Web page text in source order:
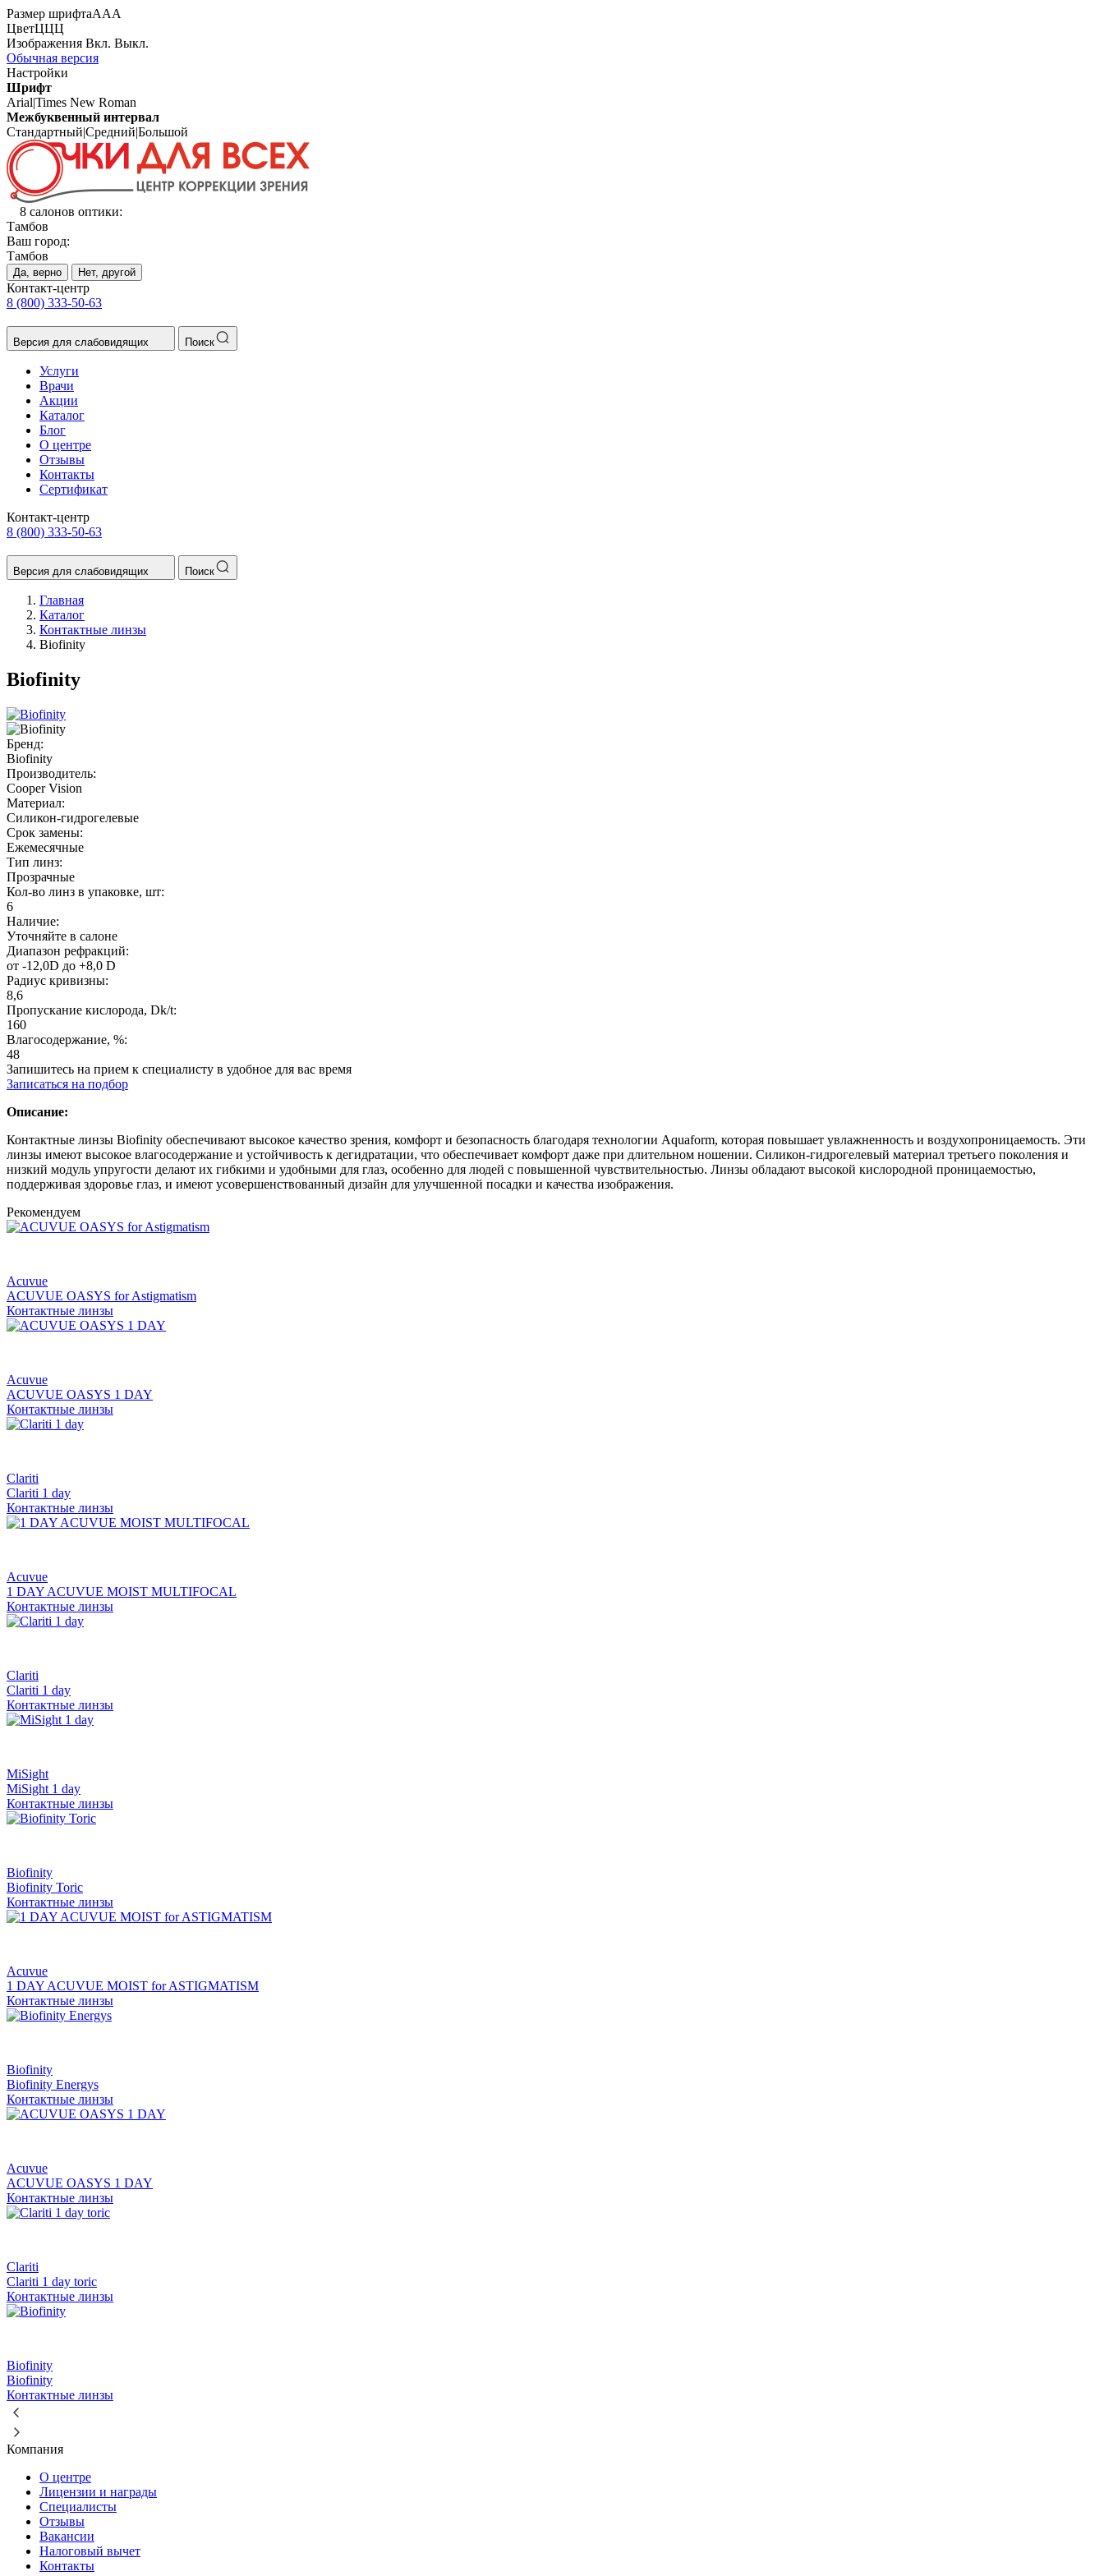
Размер шрифтаААА
ЦветЦЦЦ
Изображения Вкл. Выкл.
Обычная версия
Настройки
Шрифт
Arial|Times New Roman
Межбуквенный интервал
Стандартный|Средний|Большой
8 салонов оптики:
Тамбов
Ваш город:
Тамбов
Да, верно Нет, другой
Контакт-центр
8 (800) 333-50-63
Версия для слабовидящих Поиск
Услуги
Врачи
Акции
Каталог
Блог
О центре
Отзывы
Контакты
Сертификат
Контакт-центр
8 (800) 333-50-63
Версия для слабовидящих Поиск
Главная
Каталог
Контактные линзы
Biofinity
Biofinity
Бренд:
Biofinity
Производитель:
Cooper Vision
Материал:
Силикон-гидрогелевые
Срок замены:
Ежемесячные
Тип линз:
Прозрачные
Кол-во линз в упаковке, шт:
6
Наличие:
Уточняйте в салоне
Диапазон рефракций:
от -12,0D до +8,0 D
Радиус кривизны:
8,6
Пропускание кислорода, Dk/t:
160
Влагосодержание, %:
48
Запишитесь на прием к специалисту в удобное для вас время
Записаться на подбор
Описание:
Контактные линзы Biofinity обеспечивают высокое качество зрения, комфорт и безопасность благодаря технологии Aquaform, которая повышает увлажненность и воздухопроницаемость. Эти
линзы имеют высокое влагосодержание и устойчивость к дегидратации, что обеспечивает комфорт даже при длительном ношении. Силикон-гидрогелевый материал третьего поколения и
низкий модуль упругости делают их гибкими и удобными для глаз, особенно для людей с повышенной чувствительностью. Линзы обладают высокой кислородной проницаемостью,
поддерживая здоровье глаз, и имеют усовершенствованный дизайн для улучшенной посадки и качества изображения.
Рекомендуем
Acuvue
ACUVUE OASYS for Astigmatism
Контактные линзы
Acuvue
ACUVUE OASYS 1 DAY
Контактные линзы
Clariti
Clariti 1 day
Контактные линзы
Acuvue
1 DAY ACUVUE MOIST MULTIFOCAL
Контактные линзы
Clariti
Clariti 1 day
Контактные линзы
MiSight
MiSight 1 day
Контактные линзы
Biofinity
Biofinity Toric
Контактные линзы
Acuvue
1 DAY ACUVUE MOIST for ASTIGMATISM
Контактные линзы
Biofinity
Biofinity Energys
Контактные линзы
Acuvue
ACUVUE OASYS 1 DAY
Контактные линзы
Clariti
Clariti 1 day toric
Контактные линзы
Biofinity
Biofinity
Контактные линзы
Компания
О центре
Лицензии и награды
Специалисты
Отзывы
Вакансии
Налоговый вычет
Контакты